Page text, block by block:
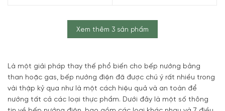
Xem thêm 3 sản phẩm
Là một giải pháp thay thế phổ biến cho bếp nướng bằng
than hoặc gas, bếp nướng điện đã được chú ý rất nhiều trong
vài thập kỷ qua như là một cách hiệu quả và an toàn để
nướng tất cả các loại thực phẩm. Dưới đây là một số thông